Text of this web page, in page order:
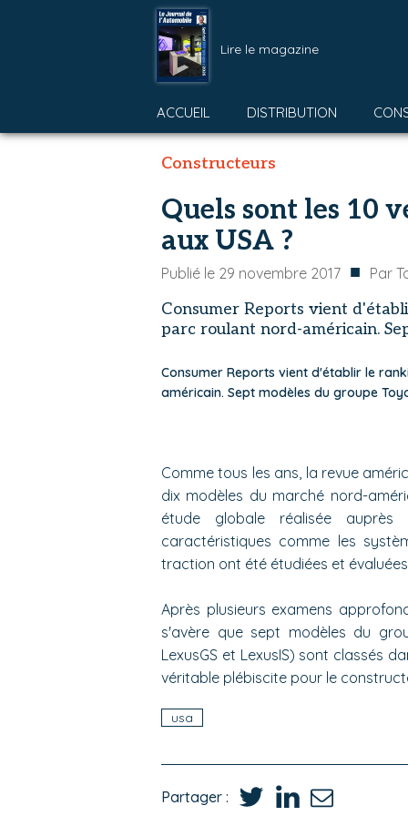
Lire le magazine
ACCUEIL DISTRIBUTION
Constructeurs
Quels sont les 10
aux USA ?
Publié le 29 novembre 2017 ■ Par
Consumer Reports vient
parc roulant nord-américain.
Consumer Reports vient d'établir le
américain. Sept modèles du groupe
Comme tous les ans, la revue
dix modèles du marché nord-
étude globale réalisée auprès
caractéristiques comme les
traction ont été étudiées et
Après plusieurs examens
s'avère que sept modèles du
LexusGS et LexusIS) sont classés
véritable plébiscite pour le
usa
Partager :